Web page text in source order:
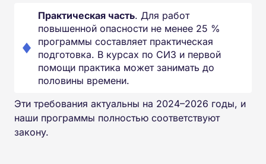
Практическая часть. Для работ
повышенной опасности не менее 25 %
программы составляет практическая
подготовка. В курсах по СИЗ и первой
помощи практика может занимать до
половины времени.
Эти требования актуальны на 2024–2026 годы, и
наши программы полностью соответствуют
закону.